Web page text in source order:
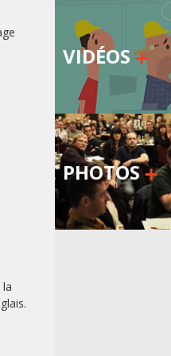
VIDÉOS
PHOTOS